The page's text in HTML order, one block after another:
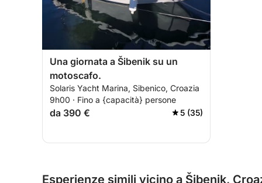
Una giornata a Šibenik su un
motoscafo.
Solaris Yacht Marina, Sibenico, Croazia
9h00 · Fino a {capacità} persone
da 390 € 5 (35)
Esperienze simili vicino a Šibenik,